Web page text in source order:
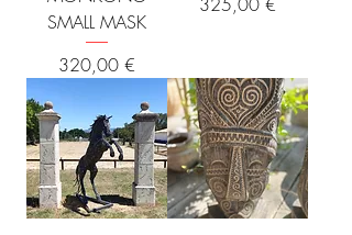
SMALL MASK
Prix
320,00 €